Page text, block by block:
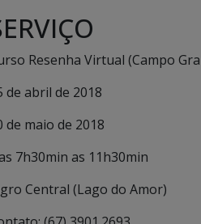
Resenha Virtual (Campo
de abril de 2018
de maio de 2018
7h30min as 11h30min
Central (Lago do Amor)